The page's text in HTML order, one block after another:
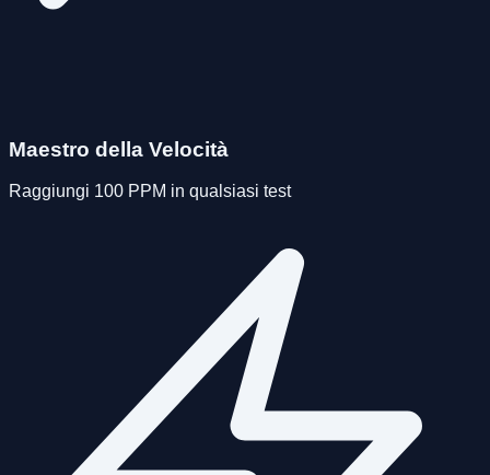
Maestro della Velocità
Raggiungi 100 PPM in qualsiasi test